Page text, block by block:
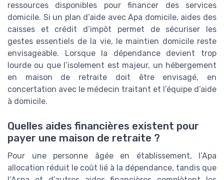
ressources disponibles pour financer des services
domicile. Si un plan d’aide avec Apa domicile, aides des
caisses et crédit d’impôt permet de sécuriser les
gestes essentiels de la vie, le maintien domicile reste
envisageable. Lorsque la dépendance devient trop
lourde ou que l’isolement est majeur, un hébergement
en maison de retraite doit être envisagé, en
concertation avec le médecin traitant et l’équipe d’aide
à domicile.
Quelles aides financières existent pour
payer une maison de retraite ?
Pour une personne âgée en établissement, l’Apa
allocation réduit le coût lié à la dépendance, tandis que